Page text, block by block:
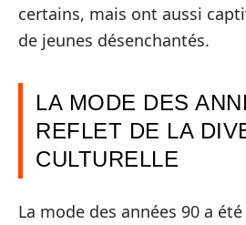
certains, mais ont aussi
de jeunes désenchantés.
LA MODE DES
REFLET DE LA
CULTURELLE
La mode des années 90 a